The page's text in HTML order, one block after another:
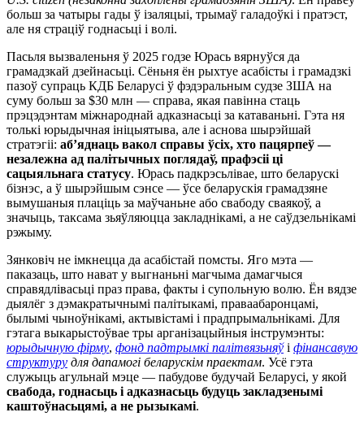
больш за чатыры гады ў ізаляцыі, трымаў галадоўкі і пратэст,
але ня страціў годнасьці і волі.
Пасьля вызваленьня ў 2025 годзе Юрась вярнуўся да
грамадзкай дзейнасьці. Сёньня ён рыхтуе асабісты і грамадзкі
пазоў супраць КДБ Беларусі ў фэдэральным судзе ЗША на
суму больш за $30 млн — справа, якая павінна стаць
прэцэдэнтам міжнароднай адказнасьці за катаваньні. Гэта ня
толькі юрыдычная ініцыятыва, але і аснова шырэйшай
стратэгіі: аб’яднаць вакол справы ўсіх, хто пацярпеў —
незалежна ад палітычных поглядаў, прафэсіі ці
сацыяльнага статусу. Юрась падкрэсьлівае, што беларускі
бізнэс, а ў шырэйшым сэнсе — ўсе беларускія грамадзяне
вымушаныя плаціць за маўчаньне або свабоду сваякоў, а
значыць, таксама зьяўляюцца закладнікамі, а не саўдзельнікамі
рэжыму.
Зянковіч не імкнецца да асабістай помсты. Яго мэта —
паказаць, што нават у выгнаньні магчыма дамагчыся
справядлівасьці праз права, факты і супольную волю. Ён вядзе
дыялёг з дэмакратычнымі палітыкамі, праваабаронцамі,
былымі чыноўнікамі, актывістамі і прадпрымальнікамі. Для
гэтага выкарыстоўвае тры арганізацыйныя інструмэнты:
юрыдычную фірму, фонд падтрымкі палітвязьняўі фінансавую
структуру для дапамогі беларускім праектам. Усё гэта
служыць агульнай мэце — пабудове будучай Беларусі, у якой
свабода, годнасьць і адказнасьць будуць закладзенымі
каштоўнасьцямі, а не рызыкамі.